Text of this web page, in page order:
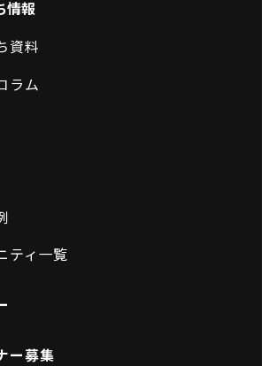
情報
資料
ラム
ティ一覧
ー募集